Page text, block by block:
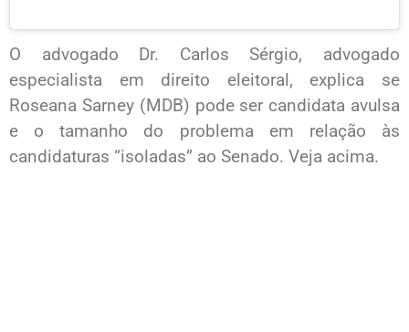
O advogado Dr. Carlos Sérgio, advogado
especialista em direito eleitoral, explica se
Roseana Sarney (MDB) pode ser candidata avulsa
e o tamanho do problema em relação às
candidaturas “isoladas” ao Senado. Veja acima.